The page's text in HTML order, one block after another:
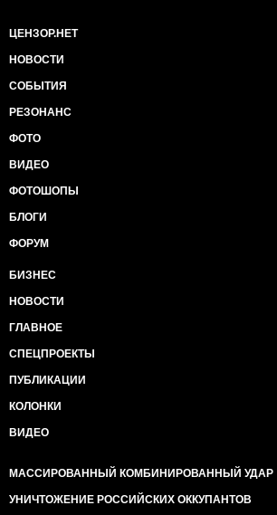
ЦЕНЗОР.НЕТ
НОВОСТИ
СОБЫТИЯ
РЕЗОНАНС
ФОТО
ВИДЕО
ФОТОШОПЫ
БЛОГИ
ФОРУМ
БИЗНЕС
НОВОСТИ
ГЛАВНОЕ
СПЕЦПРОЕКТЫ
ПУБЛИКАЦИИ
КОЛОНКИ
ВИДЕО
МАССИРОВАННЫЙ КОМБИНИРОВАННЫЙ УДАР
УНИЧТОЖЕНИЕ РОССИЙСКИХ ОККУПАНТОВ